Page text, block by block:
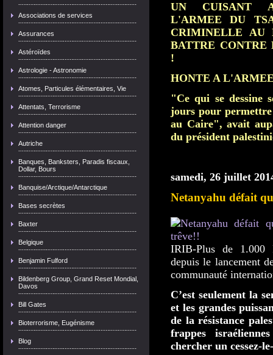
Associations de services
Assurances
Astéroïdes
Astrologie - Astronomie
Atomes, Particules élémentaires, Vie
Attentats, Terrorisme
Attention danger
Autriche
Banques, Banksters, Paradis fiscaux,
Dollar, Bours
Banquise/Arctique/Antarctique
Bases secrètes
Baxter
Belgique
Benjamin Fulford
Bildenberg Group, Grand Reset Mondial,
Davos
Bill Gates
Bioterrorisme, Eugénisme
Blog
UN CUISANT
L'ARMEE DU
CRIMINELLE AU
BATTRE CONTRE
!
HONTE A
"Ce qui se dessine
jours pour
au Caire", avait
du président
samedi, 26 juillet
Netanyahu défait
IRIB-Plus de 1.000
depuis le lancement
communauté
C’est seulement la
et les grandes
de la résistance
frappes
chercher un cessez-